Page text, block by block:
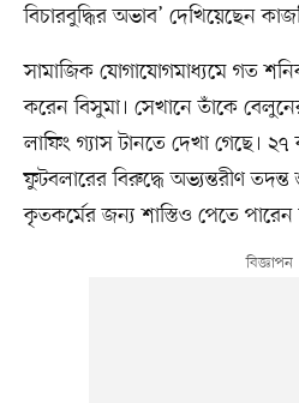
বিচারবুদ্ধির অভাব’ দেখিয়েছেন
সামাজিক যোগাযোগমাধ্যমে গত
করেন বিসুমা। সেখানে তাঁকে বেলুনের
লাফিং গ্যাস টানতে দেখা গেছে।
ফুটবলারের বিরুদ্ধে অভ্যন্তরীণ
কৃতকর্মের জন্য শাস্তিও পেতে পারেন